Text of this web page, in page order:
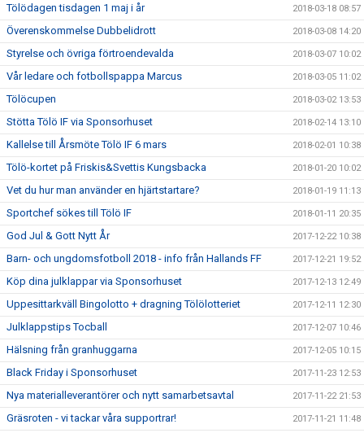
Tölödagen tisdagen 1 maj i år 2018-03-18 08:57
Överenskommelse Dubbelidrott 2018-03-08 14:20
Styrelse och övriga förtroendevalda 2018-03-07 10:02
Vår ledare och fotbollspappa Marcus 2018-03-05 11:02
Tölöcupen 2018-03-02 13:53
Stötta Tölö IF via Sponsorhuset 2018-02-14 13:10
Kallelse till Årsmöte Tölö IF 6 mars 2018-02-01 10:38
Tölö-kortet på Friskis&Svettis Kungsbacka 2018-01-20 10:02
Vet du hur man använder en hjärtstartare? 2018-01-19 11:13
Sportchef sökes till Tölö IF 2018-01-11 20:35
God Jul & Gott Nytt År 2017-12-22 10:38
Barn- och ungdomsfotboll 2018 - info från Hallands FF 2017-12-21 19:52
Köp dina julklappar via Sponsorhuset 2017-12-13 12:49
Uppesittarkväll Bingolotto + dragning Tölölotteriet 2017-12-11 12:30
Julklappstips Tocball 2017-12-07 10:46
Hälsning från granhuggarna 2017-12-05 10:15
Black Friday i Sponsorhuset 2017-11-23 12:53
Nya materialleverantörer och nytt samarbetsavtal 2017-11-22 21:53
Gräsroten - vi tackar våra supportrar! 2017-11-21 11:48